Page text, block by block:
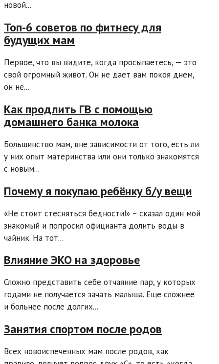
новой...
Топ-6 советов по фитнесу для
будущих мам
Первое, что вы видите, когда просыпаетесь, — это
свой огромный живот. Он не дает вам покоя днем,
он не...
Как продлить ГВ с помощью
домашнего банка молока
Большинство мам, вне зависимости от того, есть ли
у них опыт материнства или они только знакомятся
с новым...
Почему я покупаю ребёнку б/у вещи
«Не стоит стесняться бедности!» – сказал один мой
знакомый и попросил официанта долить воды в
чайник. На тот...
Влияние ЭКО на здоровье
Сложно представить себе отчаяние пар, у которых
годами не получается зачать малыша. Еще сложнее
и больнее после долгих...
Занятия спортом после родов
Всех новоиспеченных мам после родов, как